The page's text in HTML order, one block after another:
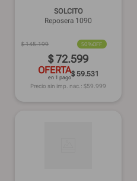
SOLCITO
Reposera 1090
$145.199 50%OFF
$72.599
OFERTA
en 1 pago$ 59.531
Precio sin imp. nac.: $59.999